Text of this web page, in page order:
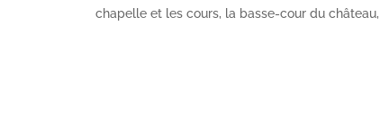
chapelle et les cours, la basse-cour du